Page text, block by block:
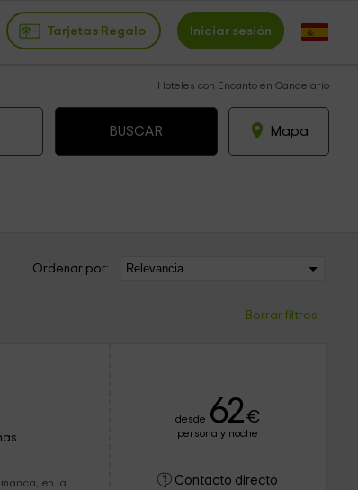
Tarjetas Regalo Iniciar sesión
Hoteles con Encanto en Candelario
Mapa
Ordenar por:
Borrar filtros
en la
desde 62€
persona y noche
Contacto directo